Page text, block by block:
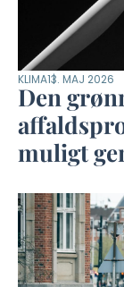
KLIMA13. MAJ 2026
Den
muligt